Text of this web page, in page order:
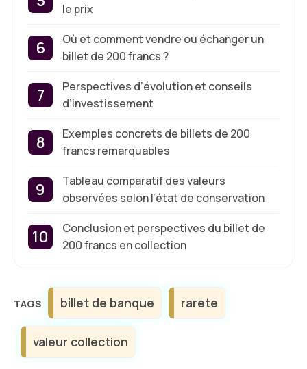
le prix
Où et comment vendre ou échanger un
billet de 200 francs ?
Perspectives d’évolution et conseils
d’investissement
Exemples concrets de billets de 200
francs remarquables
Tableau comparatif des valeurs
observées selon l’état de conservation
Conclusion et perspectives du billet de
200 francs en collection
Étiquettes
billet de banque rarete
valeur collection